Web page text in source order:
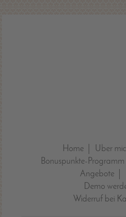
Home
Über
Bonuspunkte-
Angebote
Demo
Widerruf bei